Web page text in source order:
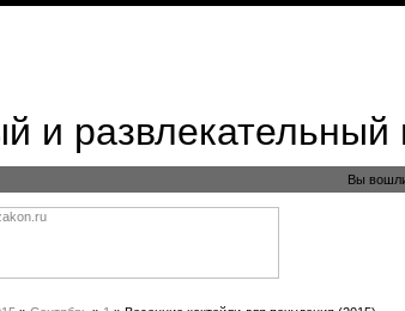
и развлекательный
Вы